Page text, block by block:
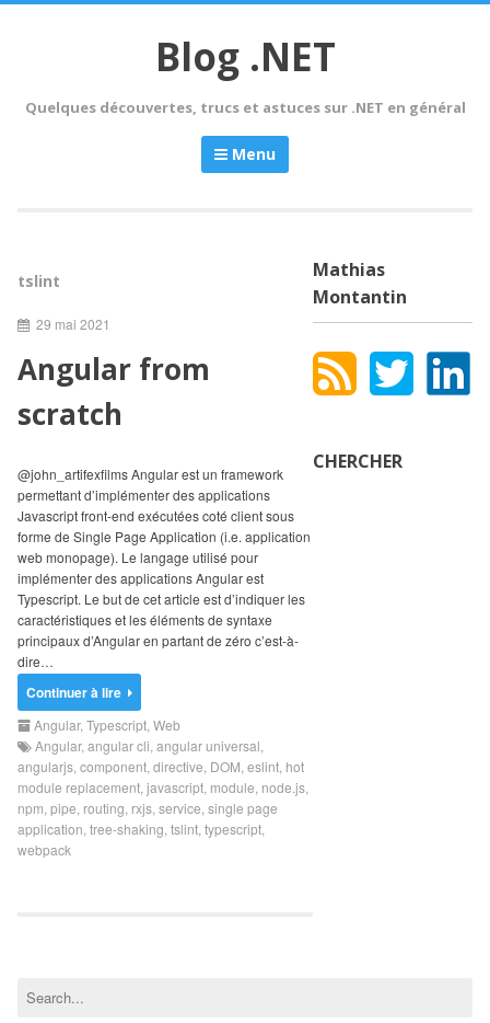
Blog .NET
Quelques découvertes, trucs et astuces sur .NET en général
Menu
tslint
29 mai 2021
Angular from
scratch
@john_artifexfilms Angular est un framework
permettant d’implémenter des applications
Javascript front-end exécutées coté client sous
forme de Single Page Application (i.e. application
web monopage). Le langage utilisé pour
implémenter des applications Angular est
Typescript. Le but de cet article est d’indiquer les
caractéristiques et les éléments de syntaxe
principaux d’Angular en partant de zéro c’est-à-
dire…
Continuer à lire
Angular, Typescript Web
Angular, angular cli angular universal
angularjs component directive DOM eslint hot
module replacement javascript module node.js
npm pipe routing rxjs service single page
application tree-shaking tslint typescript
webpack
Mathias
Montantin
CHERCHER